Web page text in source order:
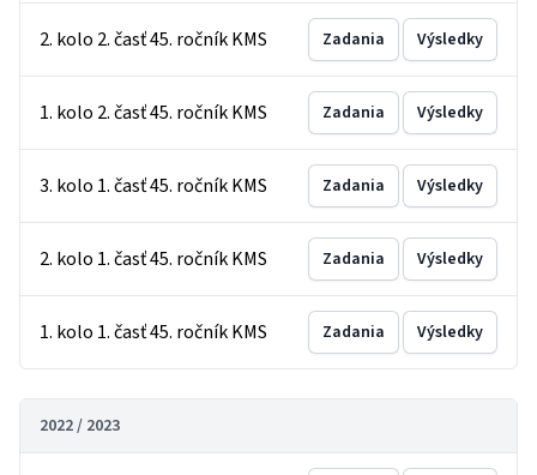
2. kolo 2. časť 45. ročník KMS Zadania Výsledky
1. kolo 2. časť 45. ročník KMS Zadania Výsledky
3. kolo 1. časť 45. ročník KMS Zadania Výsledky
2. kolo 1. časť 45. ročník KMS Zadania Výsledky
1. kolo 1. časť 45. ročník KMS Zadania Výsledky
2022 / 2023